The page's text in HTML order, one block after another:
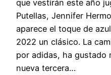
que vestirán este año
Putellas, Jennifer
aparece el toque de
2022 un clásico. La
por adidas, ha gustado
nueva tercera…